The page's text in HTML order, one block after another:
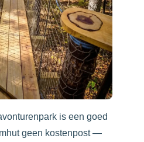
is een goed
geen kostenpost —